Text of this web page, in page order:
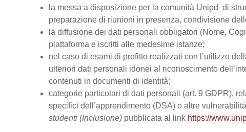
la messa a disposizione per la comunità Unipd di
preparazione di riunioni in presenza, condivisione
la diffusione dei dati personali obbligatori (Nome,
piattaforma e iscritti alle medesime istanze;
nel caso di esami di profitto realizzati con l’utilizzo
ulteriori dati personali idonei al riconoscimento
contenuti in documenti di identità;
categorie particolari di dati personali (art. 9 GDPR),
specifici dell’apprendimento (DSA) o altre
studenti (Inclusione) pubblicata al link https://